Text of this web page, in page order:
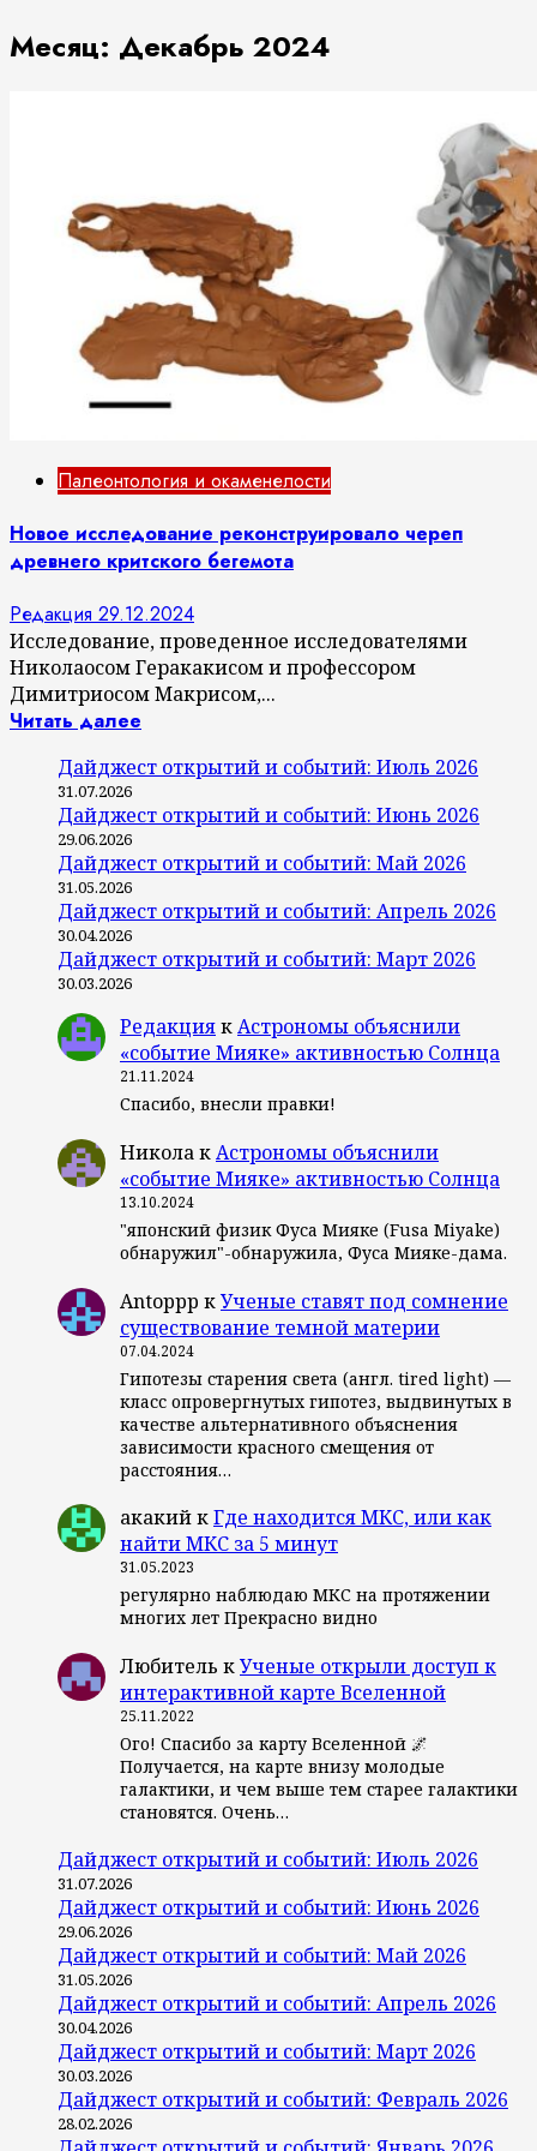
Месяц: Декабрь 2024
Палеонтология и окаменелости
Новое исследование реконструировало череп
древнего критского бегемота
Редакция 29.12.2024
Исследование, проведенное исследователями
Николаосом Геракакисом и профессором
Димитриосом Макрисом,...
Читать далее
Дайджест открытий и событий: Июль 2026
31.07.2026
Дайджест открытий и событий: Июнь 2026
29.06.2026
Дайджест открытий и событий: Май 2026
31.05.2026
Дайджест открытий и событий: Апрель 2026
30.04.2026
Дайджест открытий и событий: Март 2026
30.03.2026
РедакциякАстрономы объяснили
«событие Мияке» активностью Солнца
21.11.2024
Спасибо, внесли правки!
НиколакАстрономы объяснили
«событие Мияке» активностью Солнца
13.10.2024
"японский физик Фуса Мияке (Fusa Miyake)
обнаружил"-обнаружила, Фуса Мияке-дама.
Antoppp кУченые ставят под сомнение
существование темной материи
07.04.2024
Гипотезы старения света (англ. tired light) —
класс опровергнутых гипотез, выдвинутых в
качестве альтернативного объяснения
зависимости красного смещения от
расстояния…
акакийкГде находится МКС, или как
найти МКС за 5 минут
31.05.2023
регулярно наблюдаю МКС на протяжении
многих лет Прекрасно видно
Любитель кУченые открыли доступ к
интерактивной карте Вселенной
25.11.2022
Ого! Спасибо за карту Вселенной 🌌
Получается, на карте внизу молодые
галактики, и чем выше тем старее галактики
становятся. Очень…
Дайджест открытий и событий: Июль 2026
31.07.2026
Дайджест открытий и событий: Июнь 2026
29.06.2026
Дайджест открытий и событий: Май 2026
31.05.2026
Дайджест открытий и событий: Апрель 2026
30.04.2026
Дайджест открытий и событий: Март 2026
30.03.2026
Дайджест открытий и событий: Февраль 2026
28.02.2026